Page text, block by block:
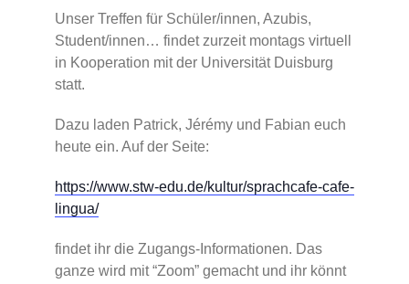
Unser Treffen für Schüler/innen, Azubis,
Student/innen… findet zurzeit montags virtuell
in Kooperation mit der Universität Duisburg
statt.
Dazu laden Patrick, Jérémy und Fabian euch
heute ein. Auf der Seite:
https://www.stw-edu.de/kultur/sprachcafe-cafe-
lingua/
findet ihr die Zugangs-Informationen. Das
ganze wird mit “Zoom” gemacht und ihr könnt